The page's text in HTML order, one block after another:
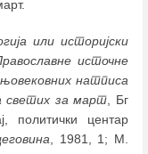
или историјски
источне
натписа
светих за март , Бг
политички центар
, 1981, 1; М.